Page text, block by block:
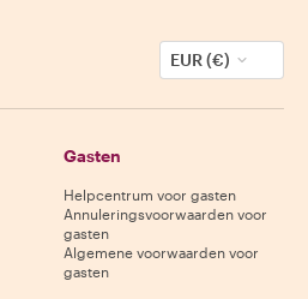
EUR (€)
Gasten
Helpcentrum voor gasten
Annuleringsvoorwaarden voor
gasten
Algemene voorwaarden voor
gasten